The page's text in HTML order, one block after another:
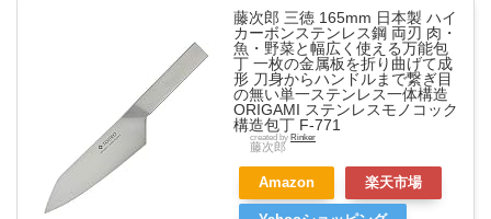
藤次郎 三徳 165mm 日本製 ハイ
カーボンステンレス鋼 両刃 肉・
魚・野菜と幅広く使える万能包
丁 一枚の金属板を折り曲げて成
形 刀身からハンドルまで繋ぎ目
の無い単一ステンレス一体構造
ORIGAMI ステンレスモノコック
構造包丁 F-771
created by Rinker
藤次郎
Amazon 楽天市場